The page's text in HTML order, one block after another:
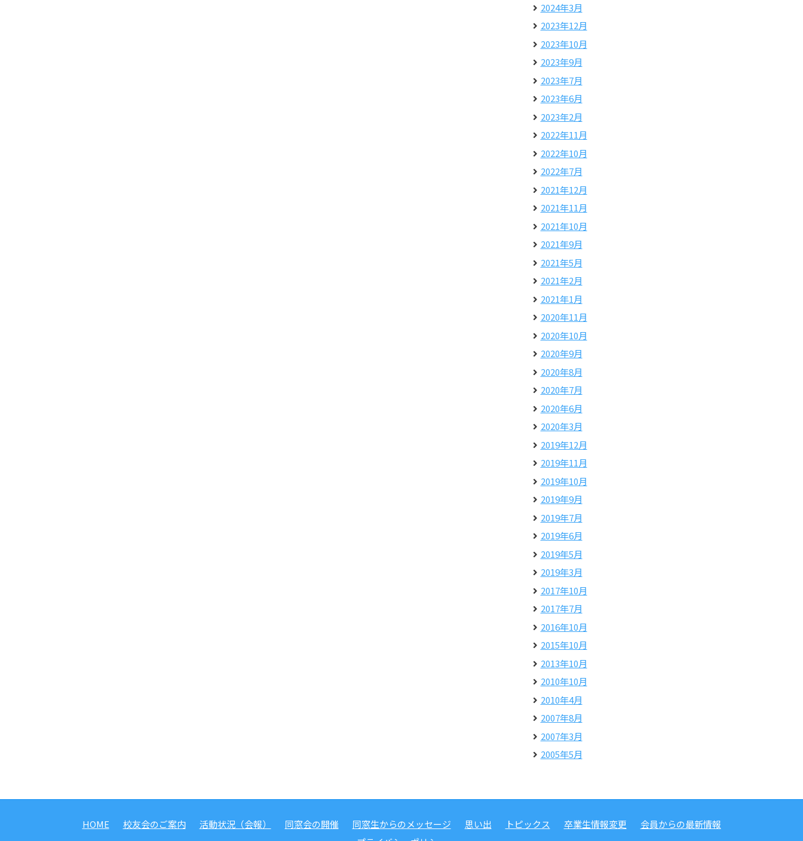
2024年3月
2023年12月
2023年10月
2023年9月
2023年7月
2023年6月
2023年2月
2022年11月
2022年10月
2022年7月
2021年12月
2021年11月
2021年10月
2021年9月
2021年5月
2021年2月
2021年1月
2020年11月
2020年10月
2020年9月
2020年8月
2020年7月
2020年6月
2020年3月
2019年12月
2019年11月
2019年10月
2019年9月
2019年7月
2019年6月
2019年5月
2019年3月
2017年10月
2017年7月
2016年10月
2015年10月
2013年10月
2010年10月
2010年4月
2007年8月
2007年3月
2005年5月
HOME 校友会のご案内 活動状況（会報） 同窓会の開催 同窓生からのメッセージ 思い出 トピックス 卒業生情報変更
会員からの最新情報